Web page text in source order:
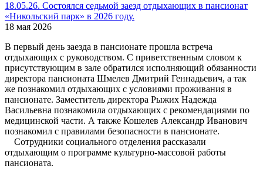
18.05.26. Состоялся седьмой заезд отдыхающих в пансионат
«Никольский парк» в 2026 году.
18 мая 2026
В первый день заезда в пансионате прошла встреча
отдыхающих с руководством. С приветственным словом к
присутствующим в зале обратился исполняющий обязанности
директора пансионата Шмелев Дмитрий Геннадьевич, а так
же познакомил отдыхающих с условиями проживания в
пансионате. Заместитель директора Рыжих Надежда
Васильевна познакомила отдыхающих с рекомендациями по
медицинской части. А также Кошелев Александр Иванович
познакомил с правилами безопасности в пансионате.
Сотрудники социального отделения рассказали
отдыхающим о программе культурно-массовой работы
пансионата.